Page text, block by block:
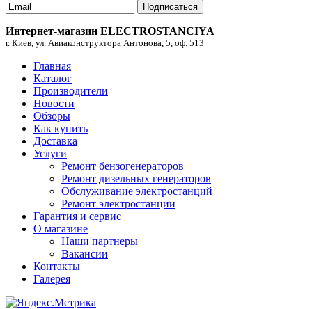
Подписаться
Интернет-магазин ELECTROSTANCIYA
г. Киев, ул. Авиаконструктора Антонова, 5, оф. 513
Главная
Каталог
Производители
Новости
Обзоры
Как купить
Доставка
Услуги
Ремонт бензогенераторов
Ремонт дизельных генераторов
Обслуживание электростанций
Ремонт электростанции
Гарантия и сервис
О магазине
Наши партнеры
Вакансии
Контакты
Галерея